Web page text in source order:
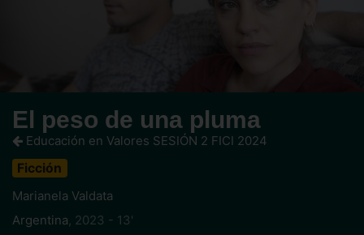
El peso de una pluma
Educación en Valores SESIÓN 2 FICI 2024
Ficción
Marianela Valdata
Argentina, 2023 - 13'